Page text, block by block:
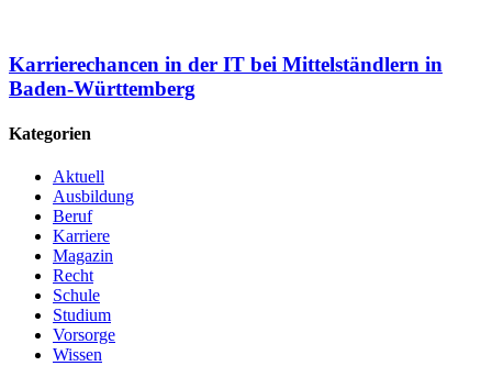
Karrierechancen in der IT bei Mittelständlern in
Baden-Württemberg
Kategorien
Aktuell
Ausbildung
Beruf
Karriere
Magazin
Recht
Schule
Studium
Vorsorge
Wissen